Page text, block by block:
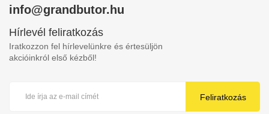
info@grandbutor.hu
Hírlevél feliratkozás
Iratkozzon fel hírlevelünkre és értesüljön
akcióinkról első kézből!
Feliratkozás